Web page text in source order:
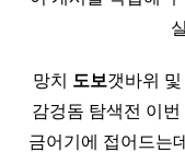
​ 망치 도보갯바위
감겅돔 탐색전 이
금어기에 접어드는